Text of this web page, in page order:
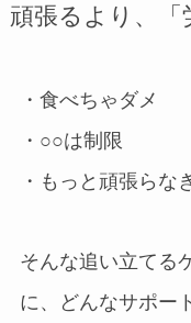
頑張るより、「
・食べちゃダメ
・○○は制限
・もっと頑張らな
そんな追い立てる
に、どんなサポー